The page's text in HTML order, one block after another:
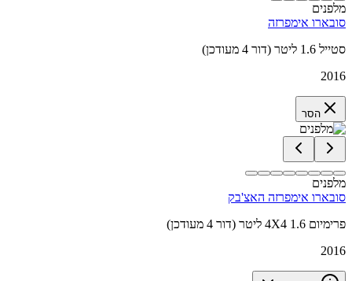
מלפנים
סובארו אימפרזה
סטייל 1.6 ליטר (דור 4 מעודכן)
2016
הסר
מלפנים
סובארו אימפרזה האצ'בק
פרימיום 4X4 1.6 ליטר (דור 4 מעודכן)
2016